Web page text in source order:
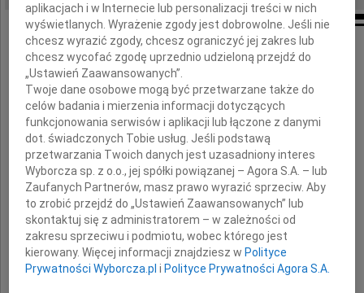
Z głębokim żalem zawiadamiam,
że w dniu 9 lutego 2025 roku odeszła
Ewa Nowicka
aplikacjach i w Internecie lub personalizacji treści w nich
wyświetlanych. Wyrażenie zgody jest dobrowolne. Jeśli nie
chcesz wyrazić zgody, chcesz ograniczyć jej zakres lub
chcesz wycofać zgodę uprzednio udzieloną przejdź do
„Ustawień Zaawansowanych”.
Twoje dane osobowe mogą być przetwarzane także do
celów badania i mierzenia informacji dotyczących
funkcjonowania serwisów i aplikacji lub łączone z danymi
dot. świadczonych Tobie usług. Jeśli podstawą
przetwarzania Twoich danych jest uzasadniony interes
Wyborcza sp. z o.o., jej spółki powiązanej – Agora S.A. – lub
Zaufanych Partnerów, masz prawo wyrazić sprzeciw. Aby
to zrobić przejdź do „Ustawień Zaawansowanych” lub
skontaktuj się z administratorem – w zależności od
zakresu sprzeciwu i podmiotu, wobec którego jest
kierowany. Więcej informacji znajdziesz wPolityce
Prywatności Wyborcza.pl iPolityce Prywatności Agora S.A.